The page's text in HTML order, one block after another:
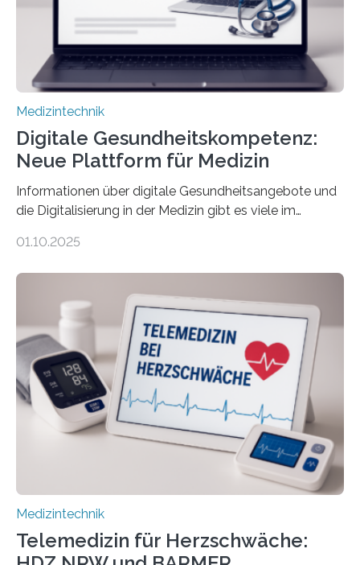
Einfluss nehmen. Das eröffnet…
Medizintechnik
Digitale Gesundheitskompetenz:
Neue Plattform für Medizin
Informationen über digitale Gesundheitsangebote und
die Digitalisierung in der Medizin gibt es viele im
seriösen und wissenschaftlich abgesicherten Inhalten?
Forscherinnen der Technischen Universität Dresden
(TUD) richtet sich das Portal sowohl an Patientinnen
und Patienten, aber ebenso an medizinisches
Fachpersonal. Für all diese Zielgruppen bietet sie
speziell zugeschnittene Informationen, um deren
digitale Gesundheitskompetenz zu steigern. MiHUBx ist
01.10.2025
Medizintechnik
Telemedizin für Herzschwäche: